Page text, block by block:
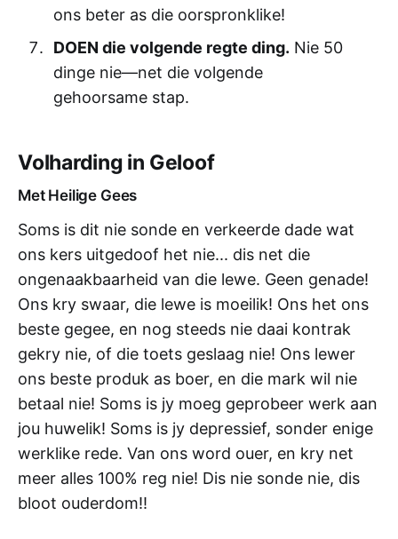
ons beter as die oorspronklike!
DOEN die volgende regte ding. Nie 50
dinge nie—net die volgende
gehoorsame stap.
Volharding in Geloof
Met Heilige Gees
Soms is dit nie sonde en verkeerde dade wat
ons kers uitgedoof het nie... dis net die
ongenaakbaarheid van die lewe. Geen genade!
Ons kry swaar, die lewe is moeilik! Ons het ons
beste gegee, en nog steeds nie daai kontrak
gekry nie, of die toets geslaag nie! Ons lewer
ons beste produk as boer, en die mark wil nie
betaal nie! Soms is jy moeg geprobeer werk aan
jou huwelik! Soms is jy depressief, sonder enige
werklike rede. Van ons word ouer, en kry net
meer alles 100% reg nie! Dis nie sonde nie, dis
bloot ouderdom!!